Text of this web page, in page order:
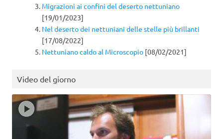
Migrazioni ai confini del deserto nettuniano
[19/01/2023]
Nel deserto dei nettuniani delle stelle più brillanti
[17/08/2022]
Nettuniano caldo al Microscopio [08/02/2021]
Video del giorno